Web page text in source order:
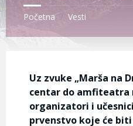
Početna / Vesti
Uz zvuke „Marša na
centar do amfiteatra
organizatori i
prvenstvo koje će